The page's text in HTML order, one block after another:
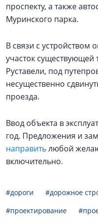
проспекту, а также
Муринского парка.
В связи с устройством
участок существующей
Руставели, под
несущественно
проезда.
Ввод объекта в
год. Предложения и
направитьлюбой
включительно.
#дороги
#дорожное
#проектирование